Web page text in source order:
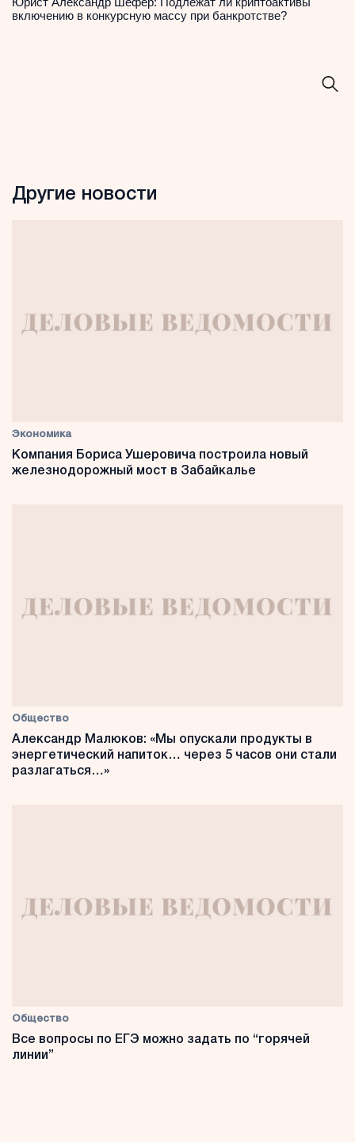
включению в конкурсную массу при банкротстве?
Другие новости
Экономика
Компания Бориса Ушеровича построила новый
железнодорожный мост в Забайкалье
Общество
Александр Малюков: «Мы опускали продукты в
энергетический напиток… через 5 часов они стали
разлагаться…»
Общество
Все вопросы по ЕГЭ можно задать по “горячей
линии”